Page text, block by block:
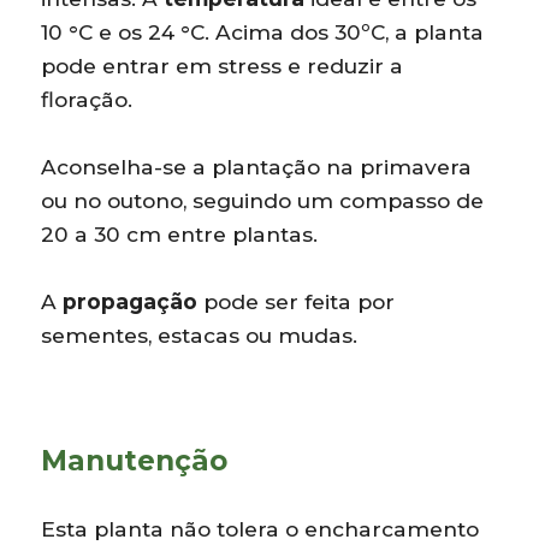
10 °C e os 24 °C. Acima dos 30ºC, a planta
pode entrar em stress e reduzir a
floração.
Aconselha-se a plantação na primavera
ou no outono, seguindo um compasso de
20 a 30 cm entre plantas.
A propagação pode ser feita por
sementes, estacas ou mudas.
Manutenção
Esta planta não tolera o encharcamento